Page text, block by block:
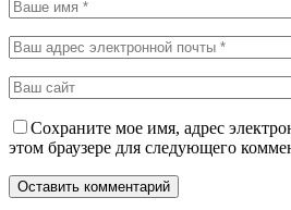
Сохраните мое имя, адрес
этом браузере для следующего